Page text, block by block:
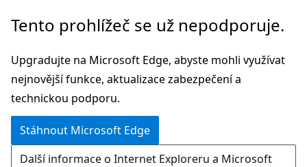
Přeskočit
hlavní
obsah
Tento prohlížeč se už nepodporuje.
Upgradujte na Microsoft Edge, abyste mohli využívat
nejnovější funkce, aktualizace zabezpečení a
technickou podporu.
Stáhnout Microsoft Edge
Další informace o Internet Exploreru a Microsoft